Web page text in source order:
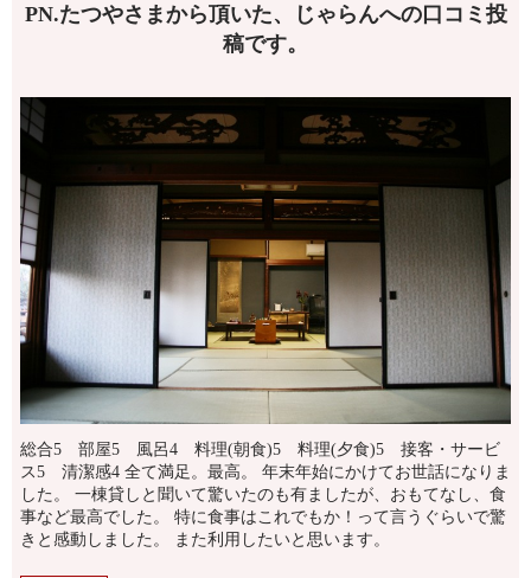
PN.たつやさまから頂いた、じゃらんへの口コミ投
稿です。
総合5 部屋5 風呂4 料理(朝食)5 料理(夕食)5 接客・サービ
ス5 清潔感4 全て満足。最高。 年末年始にかけてお世話になりま
した。 一棟貸しと聞いて驚いたのも有ましたが、おもてなし、食
事など最高でした。 特に食事はこれでもか！って言うぐらいで驚
きと感動しました。 また利用したいと思います。